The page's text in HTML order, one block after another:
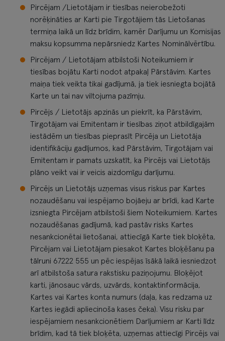
Pircējam /Lietotājam ir tiesības neierobežoti
norēķināties ar Karti pie Tirgotājiem tās Lietošanas
termiņa laikā un līdz brīdim, kamēr Darījumu un Komisijas
maksu kopsumma nepārsniedz Kartes Nominālvērtību.
Pircējam / Lietotājam atbilstoši Noteikumiem ir
tiesības bojātu Karti nodot atpakaļ Pārstāvim. Kartes
maiņa tiek veikta tikai gadījumā, ja tiek iesniegta bojātā
Karte un tai nav viltojuma pazīmju.
Pircējs / Lietotājs apzinās un piekrīt, ka Pārstāvim,
Tirgotājam vai Emitentam ir tiesības ziņot atbildīgajām
iestādēm un tiesības pieprasīt Pircēja un Lietotāja
identifikāciju gadījumos, kad Pārstāvim, Tirgotājam vai
Emitentam ir pamats uzskatīt, ka Pircējs vai Lietotājs
plāno veikt vai ir veicis aizdomīgu darījumu.
Pircējs un Lietotājs uzņemas visus riskus par Kartes
nozaudēšanu vai iespējamo bojāeju ar brīdi, kad Karte
izsniegta Pircējam atbilstoši šiem Noteikumiem. Kartes
nozaudēšanas gadījumā, kad pastāv risks Kartes
nesankcionētai lietošanai, attiecīgā Karte tiek bloķēta,
Pircējam vai Lietotājam piesakot Kartes bloķēšanu pa
tālruni 67222 555 un pēc iespējas īsākā laikā iesniedzot
arī atbilstoša satura rakstisku paziņojumu. Bloķējot
karti, jānosauc vārds, uzvārds, kontaktinformācija,
Kartes vai Kartes konta numurs (daļa, kas redzama uz
Kartes iegādi apliecinoša kases čeka). Visu risku par
iespējamiem nesankcionētiem Darījumiem ar Karti līdz
brīdim, kad tā tiek bloķēta, uzņemas attiecīgi Pircējs vai